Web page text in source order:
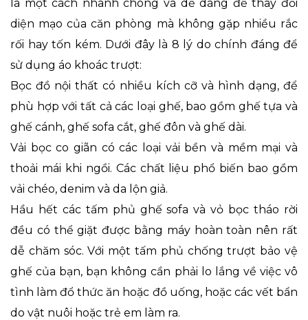
là một cách nhanh chóng và dễ dàng để thay đổi
diện mạo của căn phòng mà không gặp nhiều rắc
rối hay tốn kém. Dưới đây là 8 lý do chính đáng để
sử dụng áo khoác trượt:
Bọc đồ nội thất có nhiều kích cỡ và hình dạng, để
phù hợp với tất cả các loại ghế, bao gồm ghế tựa và
ghế cánh, ghế sofa cắt, ghế đôn và ghế dài.
Vải bọc co giãn có các loại vải bền và mềm mại và
thoải mái khi ngồi. Các chất liệu phổ biến bao gồm
vải chéo, denim và da lộn giả.
Hầu hết các tấm phủ ghế sofa và vỏ bọc tháo rời
đều có thể giặt được bằng máy hoàn toàn nên rất
dễ chăm sóc. Với một tấm phủ chống trượt bảo vệ
ghế của bạn, bạn không cần phải lo lắng về việc vô
tình làm đổ thức ăn hoặc đồ uống, hoặc các vết bẩn
do vật nuôi hoặc trẻ em làm ra.